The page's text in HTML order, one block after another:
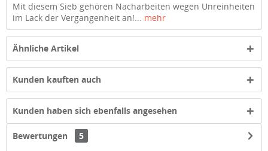
Mit diesem Sieb gehören Nacharbeiten wegen Unreinheiten
im Lack der Vergangenheit an!... mehr
Ähnliche Artikel
Kunden kauften auch
Kunden haben sich ebenfalls angesehen
Bewertungen 5